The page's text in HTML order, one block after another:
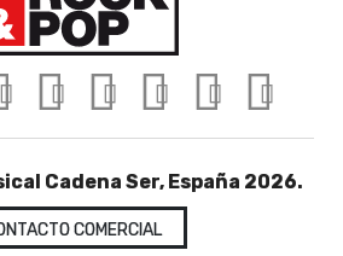
Cadena Ser, España 2026.
COMERCIAL